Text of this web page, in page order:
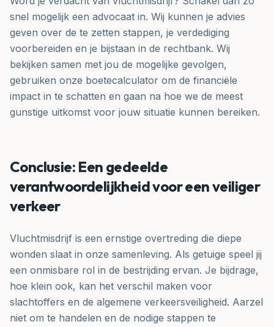
snel mogelijk een advocaat in. Wij kunnen je advies
geven over de te zetten stappen, je verdediging
voorbereiden en je bijstaan in de rechtbank. Wij
bekijken samen met jou de mogelijke gevolgen,
gebruiken onze boetecalculator om de financiële
impact in te schatten en gaan na hoe we de meest
gunstige uitkomst voor jouw situatie kunnen bereiken.
Conclusie: Een gedeelde
verantwoordelijkheid voor een veiliger
verkeer
Vluchtmisdrijf is een ernstige overtreding die diepe
wonden slaat in onze samenleving. Als getuige speel jij
een onmisbare rol in de bestrijding ervan. Je bijdrage,
hoe klein ook, kan het verschil maken voor
slachtoffers en de algemene verkeersveiligheid. Aarzel
niet om te handelen en de nodige stappen te